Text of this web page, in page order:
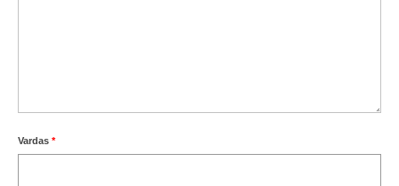
Vardas *